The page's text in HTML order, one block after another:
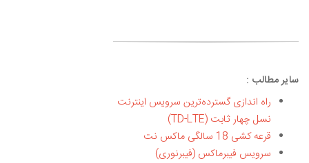
سایر مطالب :
راه اندازی گسترده‌ترین سرویس اینترنت
نسل چهار ثابت (TD-LTE)
قرعه کشی 18 سالگی ماکس نت
سرویس فیبرماکس (فیبرنوری)